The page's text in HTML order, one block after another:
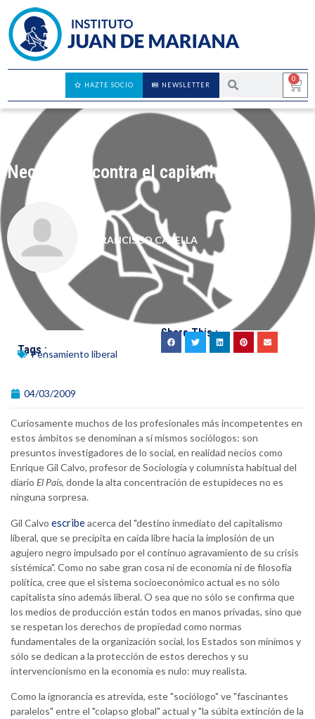
0
NEWSLETTER
HAZTE SOCIO
Necedades contra el capitalismo
FRANCISCO CAPELLA
Tags :Pensamiento liberal
Share This :
04/03/2009
Curiosamente muchos de los profesionales más incompetentes en
estos ámbitos se denominan a sí mismos sociólogos: son
presuntos investigadores de lo social, en realidad necios como
Enrique Gil Calvo, profesor de Sociología y columnista habitual del
diario El País, donde la alta concentración de estupideces no es
ninguna sorpresa.
Gil Calvo escribeacerca del "destino inmediato del capitalismo
liberal, que se precipita en caída libre hacia la implosión de un
agujero negro impulsado por el continuo agravamiento de su crisis
sistémica". Como no sabe gran cosa ni de economía ni de filosofía
política, cree que el sistema socioeconómico actual es no sólo
capitalista sino además liberal. O sea que no sólo se confirma que
los medios de producción están todos en manos privadas, sino que
se respetan los derechos de propiedad como normas
fundamentales de la organización social, los Estados son mínimos y
sólo se dedican a la protección de estos derechos y su
intervencionismo en la economía es nulo: muy realista.
Como la ignorancia es atrevida, este "sociólogo" ve "fascinantes
paralelos" entre el "colapso global" actual y "la súbita extinción de la